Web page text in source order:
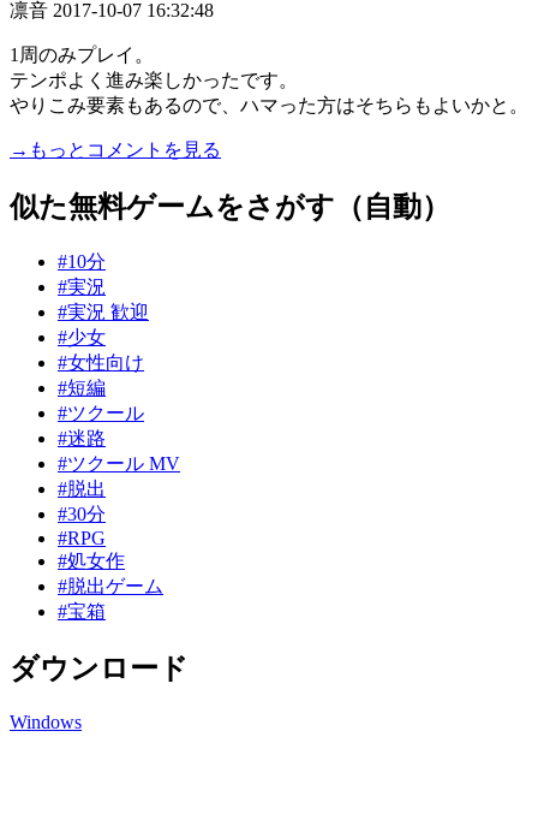
凛音 2017-10-07 16:32:48
1周のみプレイ。
テンポよく進み楽しかったです。
やりこみ要素もあるので、ハマった方はそちらもよいかと。
→もっとコメントを見る
似た無料ゲームをさがす（自動）
#10分
#実況
#実況 歓迎
#少女
#女性向け
#短編
#ツクール
#迷路
#ツクール MV
#脱出
#30分
#RPG
#処女作
#脱出ゲーム
#宝箱
ダウンロード
Windows